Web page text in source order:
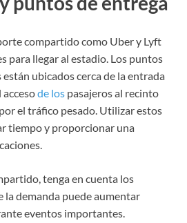
compartido como Uber y Lyft
para llegar al estadio. Los puntos
ubicados cerca de la entrada
de los pasajeros al recinto
el tráfico pesado. Utilizar estos
tiempo y proporcionar una
tenga en cuenta los
la demanda puede aumentar
eventos importantes.